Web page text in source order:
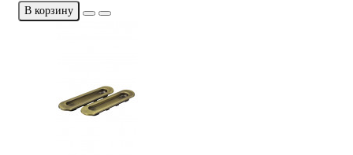
В корзину